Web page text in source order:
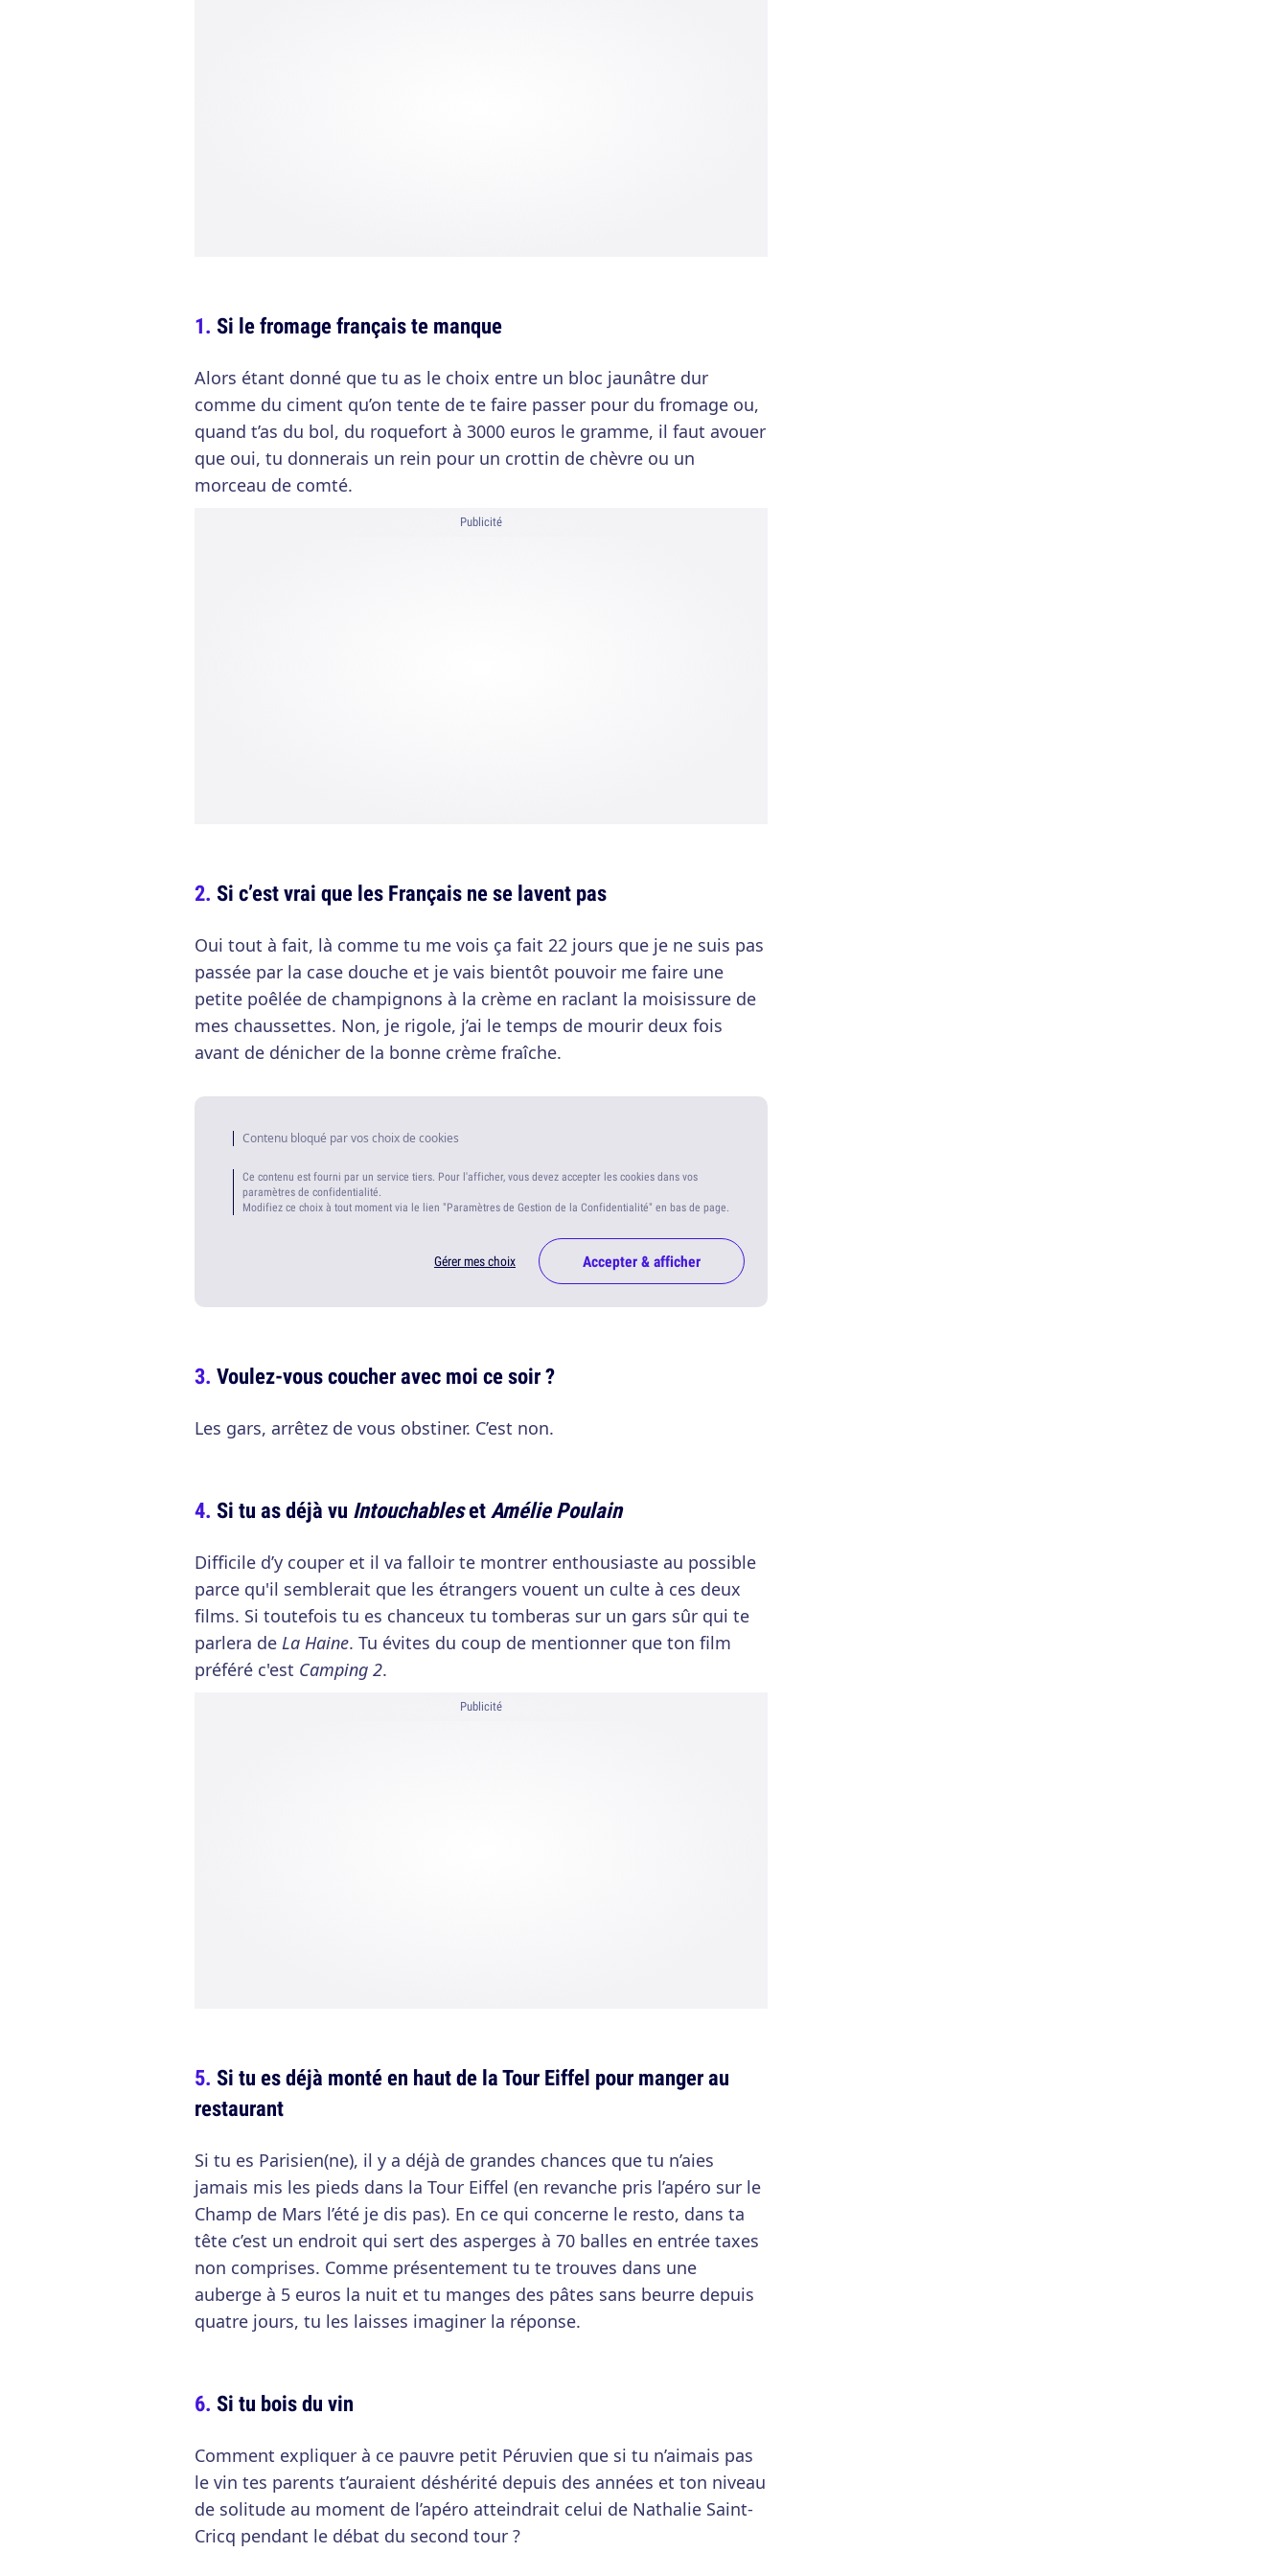
Si le fromage français te manque
Alors étant donné que tu as le choix entre un bloc jaunâtre dur
comme du ciment qu’on tente de te faire passer pour du fromage ou,
quand t’as du bol, du roquefort à 3000 euros le gramme, il faut avouer
que oui, tu donnerais un rein pour un crottin de chèvre ou un
morceau de comté.
Publicité
Si c’est vrai que les Français ne se lavent pas
Oui tout à fait, là comme tu me vois ça fait 22 jours que je ne suis pas
passée par la case douche et je vais bientôt pouvoir me faire une
petite poêlée de champignons à la crème en raclant la moisissure de
mes chaussettes. Non, je rigole, j’ai le temps de mourir deux fois
avant de dénicher de la bonne crème fraîche.
Contenu bloqué par vos choix de cookies
Ce contenu est fourni par un service tiers. Pour l'afficher, vous devez accepter les cookies dans vos
paramètres de confidentialité.
Modifiez ce choix à tout moment via le lien "Paramètres de Gestion de la Confidentialité" en bas de page.
Gérer mes choix Accepter & afficher
Voulez-vous coucher avec moi ce soir ?
Les gars, arrêtez de vous obstiner. C’est non.
Si tu as déjà vu IntouchablesetAmélie Poulain
Difficile d’y couper et il va falloir te montrer enthousiaste au possible
parce qu'il semblerait que les étrangers vouent un culte à ces deux
films. Si toutefois tu es chanceux tu tomberas sur un gars sûr qui te
parlera de La Haine. Tu évites du coup de mentionner que ton film
préféré c'est Camping 2.
Publicité
Si tu es déjà monté en haut de la Tour Eiffel pour manger au
restaurant
Si tu es Parisien(ne), il y a déjà de grandes chances que tu n’aies
jamais mis les pieds dans la Tour Eiffel (en revanche pris l’apéro sur le
Champ de Mars l’été je dis pas). En ce qui concerne le resto, dans ta
tête c’est un endroit qui sert des asperges à 70 balles en entrée taxes
non comprises. Comme présentement tu te trouves dans une
auberge à 5 euros la nuit et tu manges des pâtes sans beurre depuis
quatre jours, tu les laisses imaginer la réponse.
Si tu bois du vin
Comment expliquer à ce pauvre petit Péruvien que si tu n’aimais pas
le vin tes parents t’auraient déshérité depuis des années et ton niveau
de solitude au moment de l’apéro atteindrait celui de Nathalie Saint-
Cricq pendant le débat du second tour ?